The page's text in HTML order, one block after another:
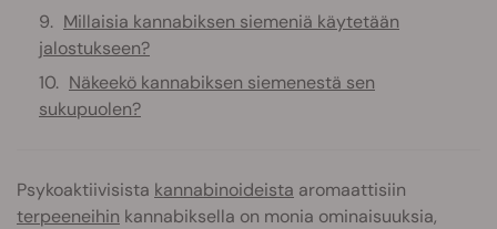
Millaisia kannabiksen siemeniä käytetään
jalostukseen?
Näkeekö kannabiksen siemenestä sen
sukupuolen?
Psykoaktiivisista kannabinoideista aromaattisiin
terpeeneihin kannabiksella on monia ominaisuuksia,